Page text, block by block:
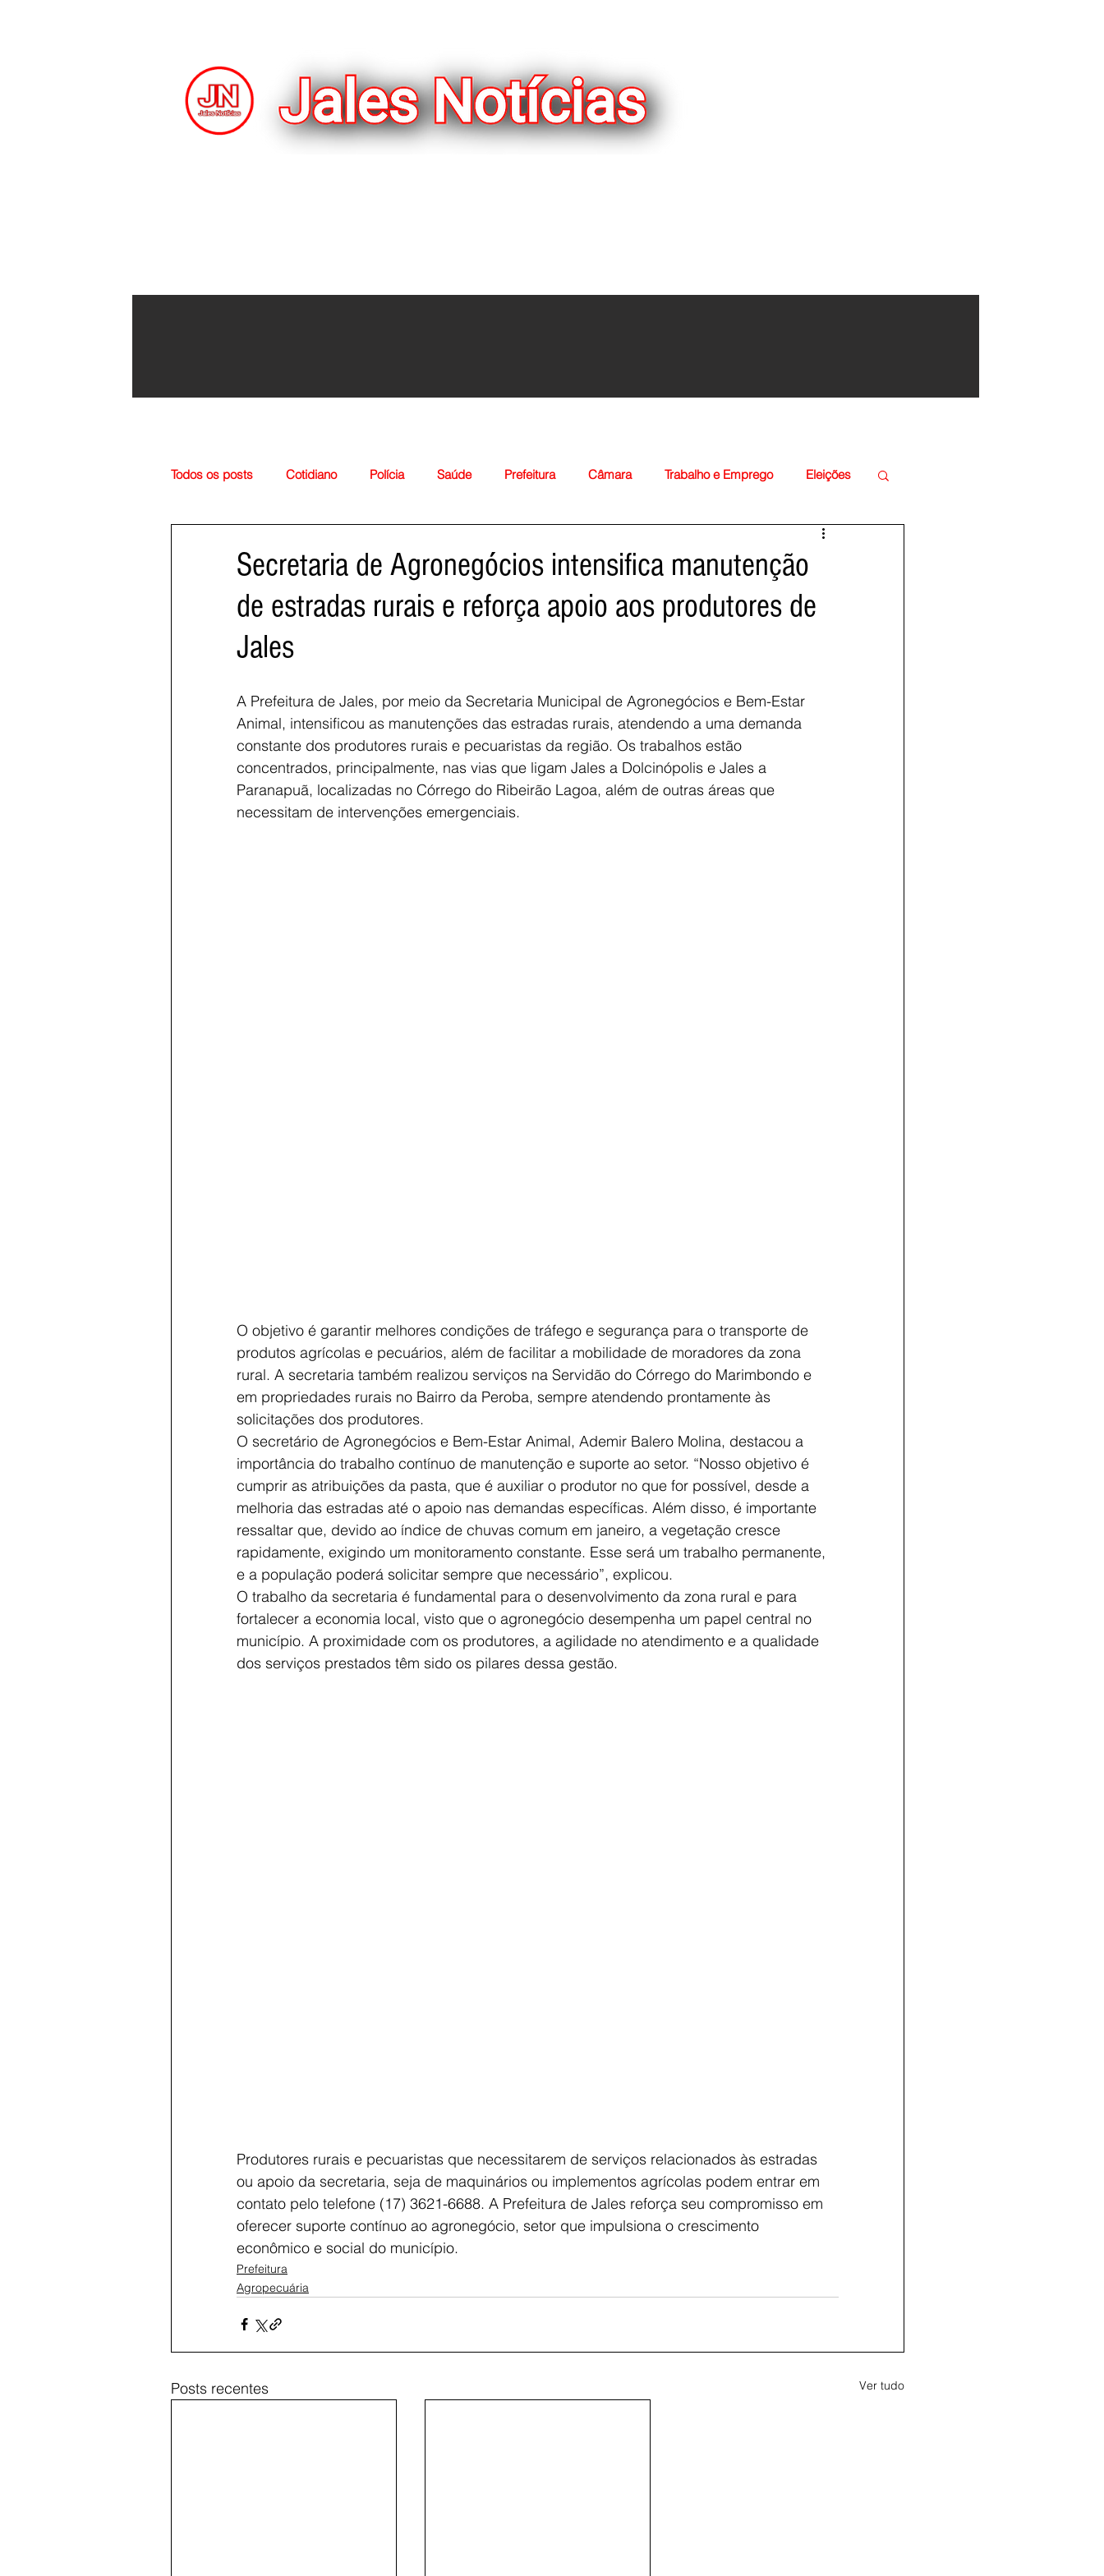
Voltar
Todos os posts Cotidiano Polícia Saúde Prefeitura Câmara Trabalho e Emprego Eleições
Secretaria de Agronegócios intensifica manutenção
de estradas rurais e reforça apoio aos produtores de
Jales
A Prefeitura de Jales, por meio da Secretaria Municipal de Agronegócios e Bem-Estar
Animal, intensificou as manutenções das estradas rurais, atendendo a uma demanda
constante dos produtores rurais e pecuaristas da região. Os trabalhos estão
concentrados, principalmente, nas vias que ligam Jales a Dolcinópolis e Jales a
Paranapuã, localizadas no Córrego do Ribeirão Lagoa, além de outras áreas que
necessitam de intervenções emergenciais.
O objetivo é garantir melhores condições de tráfego e segurança para o transporte de
produtos agrícolas e pecuários, além de facilitar a mobilidade de moradores da zona
rural. A secretaria também realizou serviços na Servidão do Córrego do Marimbondo e
em propriedades rurais no Bairro da Peroba, sempre atendendo prontamente às
solicitações dos produtores.
O secretário de Agronegócios e Bem-Estar Animal, Ademir Balero Molina, destacou a
importância do trabalho contínuo de manutenção e suporte ao setor. “Nosso objetivo é
cumprir as atribuições da pasta, que é auxiliar o produtor no que for possível, desde a
melhoria das estradas até o apoio nas demandas específicas. Além disso, é importante
ressaltar que, devido ao índice de chuvas comum em janeiro, a vegetação cresce
rapidamente, exigindo um monitoramento constante. Esse será um trabalho permanente,
e a população poderá solicitar sempre que necessário”, explicou.
O trabalho da secretaria é fundamental para o desenvolvimento da zona rural e para
fortalecer a economia local, visto que o agronegócio desempenha um papel central no
município. A proximidade com os produtores, a agilidade no atendimento e a qualidade
dos serviços prestados têm sido os pilares dessa gestão.
Produtores rurais e pecuaristas que necessitarem de serviços relacionados às estradas
ou apoio da secretaria, seja de maquinários ou implementos agrícolas podem entrar em
contato pelo telefone (17) 3621-6688. A Prefeitura de Jales reforça seu compromisso em
oferecer suporte contínuo ao agronegócio, setor que impulsiona o crescimento
econômico e social do município.
Prefeitura
Agropecuária
Posts recentes Ver tudo